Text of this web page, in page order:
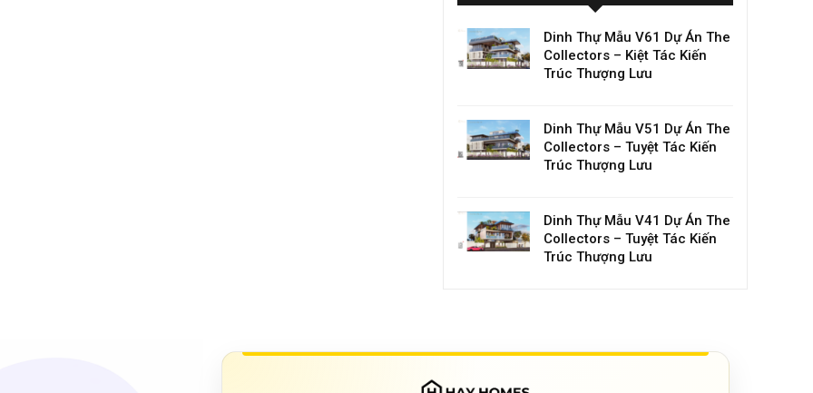
Dinh Thự Mẫu V61 Dự Án The
Collectors – Kiệt Tác Kiến
Trúc Thượng Lưu
Dinh Thự Mẫu V51 Dự Án The
Collectors – Tuyệt Tác Kiến
Trúc Thượng Lưu
Dinh Thự Mẫu V41 Dự Án The
Collectors – Tuyệt Tác Kiến
Trúc Thượng Lưu